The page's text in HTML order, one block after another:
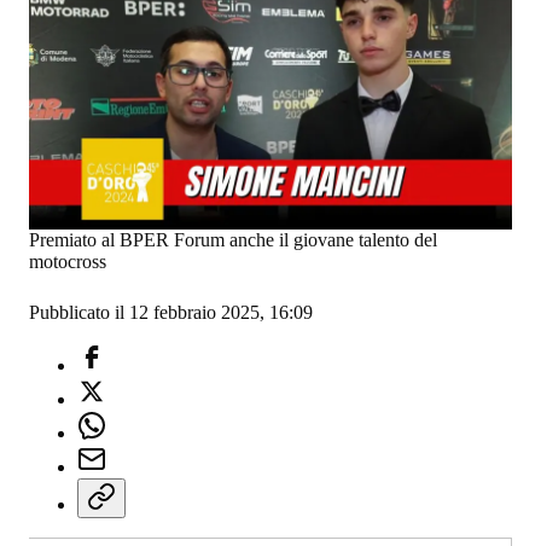
Premiato al BPER Forum anche il giovane talento del
motocross
Pubblicato il 12 febbraio 2025, 16:09